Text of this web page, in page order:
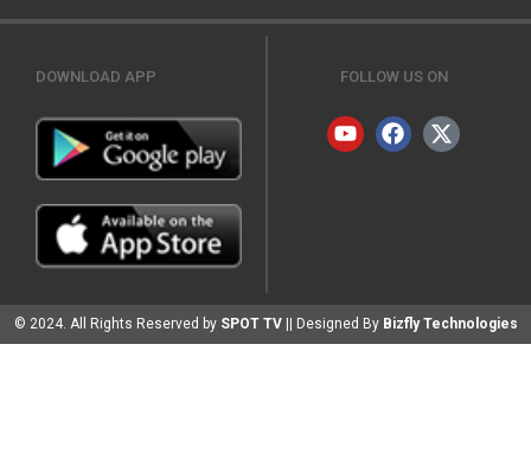
DOWNLOAD APP FOLLOW US ON
© 2024. All Rights Reserved by SPOT TV || Designed By Bizfly Technologies